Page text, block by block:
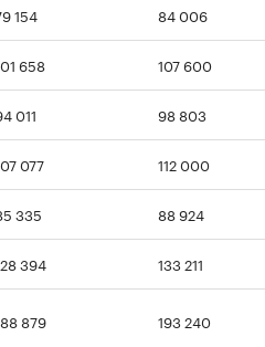
154 84 006
658 107 600
011 98 803
077 112 000
335 88 924
394 133 211
879 193 240